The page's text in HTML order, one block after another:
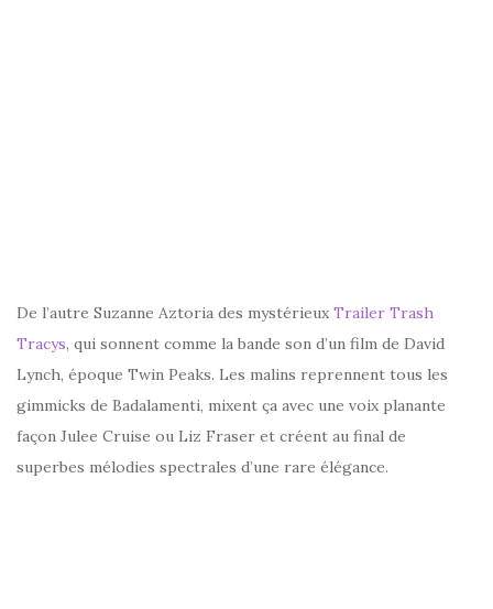
De l’autre Suzanne Aztoria des mystérieux Trailer Trash
Tracys, qui sonnent comme la bande son d’un film de David
Lynch, époque Twin Peaks. Les malins reprennent tous les
gimmicks de Badalamenti, mixent ça avec une voix planante
façon Julee Cruise ou Liz Fraser et créent au final de
superbes mélodies spectrales d’une rare élégance.